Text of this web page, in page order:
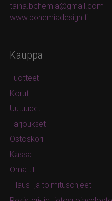
taina.bohemia@gmail.com
www.bohemiadesign.fi
Kauppa
Tuotteet
Korut
Uutuudet
Tarjoukset
Ostoskori
Kassa
Oma tili
Tilaus- ja toimitusohjeet